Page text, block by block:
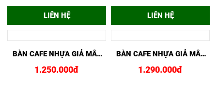
LIÊN HỆ
GHẾ CAFE ĐAN NHỰA GIẢ
MÂY GCF02441